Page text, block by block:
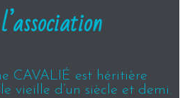
CAVALIÉ est héritière
vieille d’un siècle et demi.